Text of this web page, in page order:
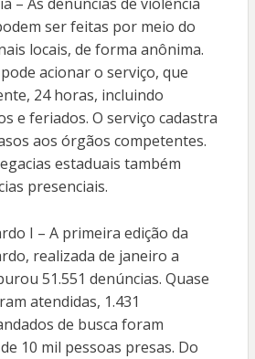
ser feitas por meio do
locais, de forma anônima.
acionar o serviço, que
24 horas, incluindo
e feriados. O serviço cadastra
aos órgãos competentes.
estaduais também
presenciais.
I – A primeira edição da
realizada de janeiro a
51.551 denúncias. Quase
atendidas, 1.431
de busca foram
10 mil pessoas presas. Do